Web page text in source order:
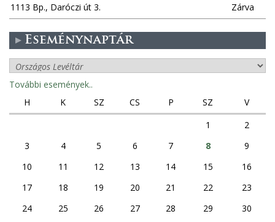
1113 Bp., Daróczi út 3.
Zárva
Eseménynaptár
További események..
H
K SZ CS P SZ
V
1
2
3
4 5 6 7 8
9
10
11 12 13 14 15
16
17
18 19 20 21 22
23
24
25 26 27 28 29
30